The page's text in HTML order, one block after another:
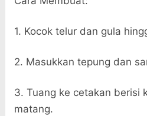
1. Kocok telur dan gula
2. Masukkan tepung dan
3. Tuang ke cetakan berisi
matang.